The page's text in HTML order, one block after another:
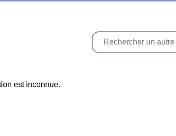
est inconnue.